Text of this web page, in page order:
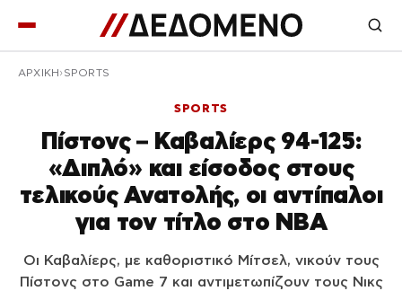
ΑΡΧΙΚΉ SPORTS
SPORTS
Πίστονς – Καβαλίερς 94-125:
«Διπλό» και είσοδος στους
τελικούς Ανατολής, οι αντίπαλοι
για τον τίτλο στο NBA
Οι Καβαλίερς, με καθοριστικό Μίτσελ, νικούν τους
Πίστονς στο Game 7 και αντιμετωπίζουν τους Νικς